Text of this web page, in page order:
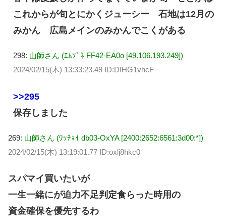
これからが旬とにかくジューシー 石地は12月の
みかん 広島メインのみかんでこくがある
298: 山師さん (ｴﾑｿﾞﾈ FF42-EA0o [49.106.193.249])
2024/02/15(木) 13:33:23.49 ID:DIHG1vhcF
>>295
保存しました
269: 山師さん (ﾜｯﾁｮｲ db03-OxYA [2400:2652:6561:3d00:*])
2024/02/15(木) 13:19:01.77 ID:oxlj8hkc0
スパマイ買いたいが
一生一緒にが迫力不足判定食らった時用の
資金確保を優先するわ